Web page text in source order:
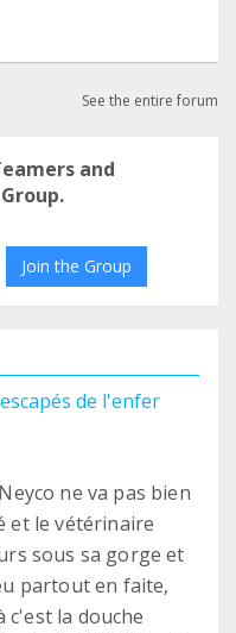
See the entire forum
and
Join the Group
de l'enfer
ne va pas bien
et le vétérinaire
sous sa gorge et
partout en faite,
c'est la douche